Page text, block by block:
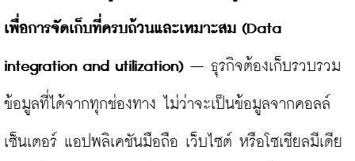
เพื่อการจัดเก็บที่ครบถ้วนและเหมาะสม (Data
integration and utilization) – ธุรกิจต้องเก็บรวบรวม
ข้อมูลที่ได้จากทุกช่องทาง ไม่ว่าจะเป็นข้อมูลจากคอลล์
เซ็นเตอร์ แอปพลิเคชันมือถือ เว็บไซต์ หรือโซเชียลมีเดีย